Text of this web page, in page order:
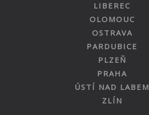
LIBEREC
OLOMOUC
OSTRAVA
PARDUBICE
PLZEŇ
PRAHA
ÚSTÍ NAD LABEM
ZLÍN